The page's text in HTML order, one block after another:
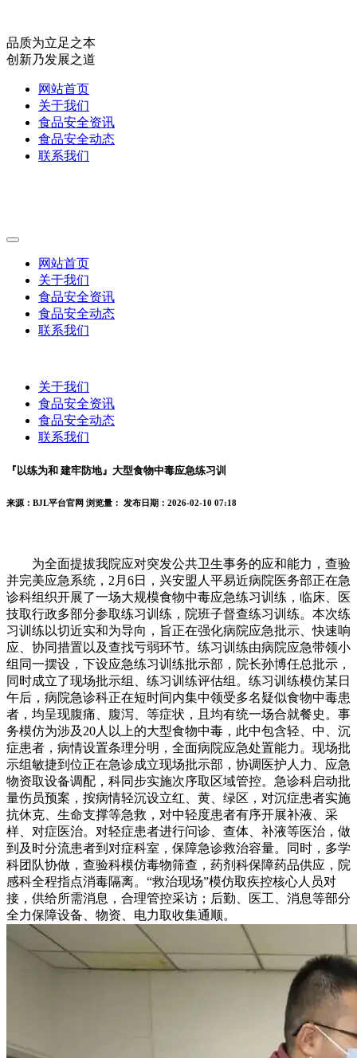
品质为立足之本
创新乃发展之道
网站首页
关于我们
食品安全资讯
食品安全动态
联系我们
网站首页
关于我们
食品安全资讯
食品安全动态
联系我们
关于我们
食品安全资讯
食品安全动态
联系我们
『以练为和 建牢防地』大型食物中毒应急练习训
来源：BJL平台官网 浏览量： 发布日期：2026-02-10 07:18
为全面提拔我院应对突发公共卫生事务的应和能力，查验
并完美应急系统，2月6日，兴安盟人平易近病院医务部正在急
诊科组织开展了一场大规模食物中毒应急练习训练，临床、医
技取行政多部分参取练习训练，院班子督查练习训练。本次练
习训练以切近实和为导向，旨正在强化病院应急批示、快速响
应、协同措置以及查找亏弱环节。练习训练由病院应急带领小
组同一摆设，下设应急练习训练批示部，院长孙博任总批示，
同时成立了现场批示组、练习训练评估组。练习训练模仿某日
午后，病院急诊科正在短时间内集中领受多名疑似食物中毒患
者，均呈现腹痛、腹泻、等症状，且均有统一场合就餐史。事
务模仿为涉及20人以上的大型食物中毒，此中包含轻、中、沉
症患者，病情设置条理分明，全面病院应急处置能力。现场批
示组敏捷到位正在急诊成立现场批示部，协调医护人力、应急
物资取设备调配，科同步实施次序取区域管控。急诊科启动批
量伤员预案，按病情轻沉设立红、黄、绿区，对沉症患者实施
抗休克、生命支撑等急救，对中轻度患者有序开展补液、采
样、对症医治。对轻症患者进行问诊、查体、补液等医治，做
到及时分流患者到对症科室，保障急诊救治容量。同时，多学
科团队协做，查验科模仿毒物筛查，药剂科保障药品供应，院
感科全程指点消毒隔离。“救治现场”模仿取疾控核心人员对
接，供给所需消息，合理管控采访；后勤、医工、消息等部分
全力保障设备、物资、电力取收集通顺。